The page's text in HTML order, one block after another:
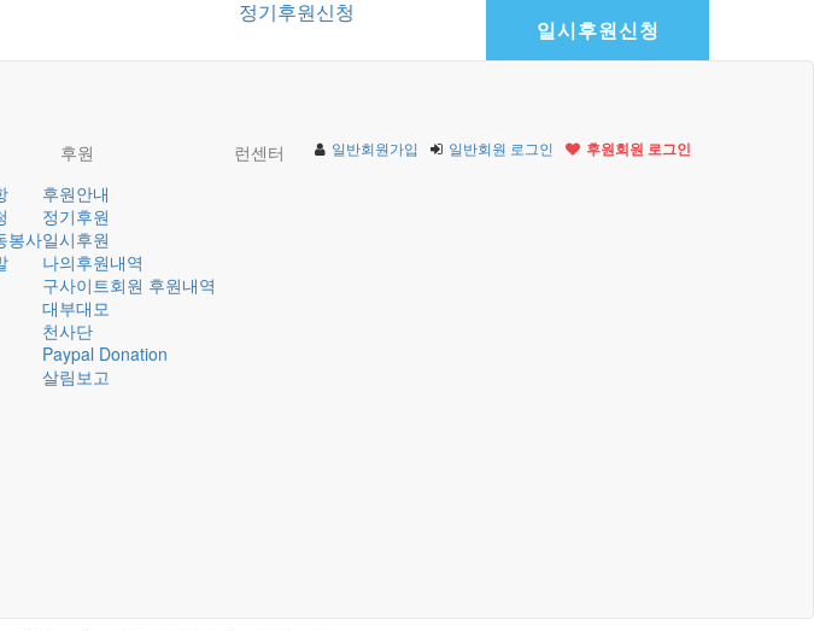
정기후원신청
일시후원신청
봉사
후원
후원안내
정기후원
일시후원
나의후원내역
구사이트회원 후원내역
대부대모
천사단
Paypal Donation
살림보고
런센터 일반회원가입 일반회원 로그인 후원회원 로그인